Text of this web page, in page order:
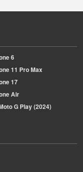
6
11 Pro Max
17
Air
G Play (2024)